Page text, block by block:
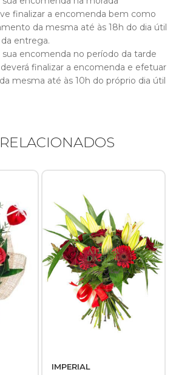
Início
Rosas
Namorados
Florais
e Bouquets
Florais
finalizar a encomenda bem como
da mesma até às 18h do dia útil
entrega.
sua encomenda no período da tarde
finalizar a encomenda e efetuar
mesma até às 10h do próprio dia útil
IMPERIAL